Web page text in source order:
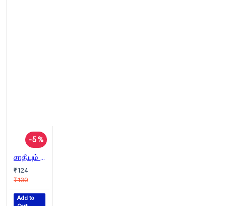
-5 %
சாதியும் தமிழ்த்தேசியமும்
₹124
₹130
Add to